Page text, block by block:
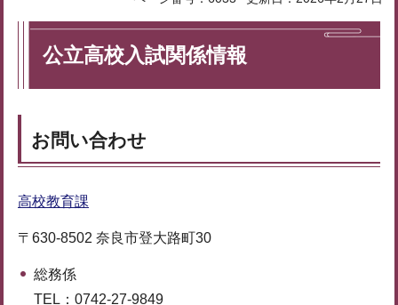
公立高校入試関係情報
お問い合わせ
高校教育課
〒630-8502 奈良市登大路町30
総務係
TEL：0742-27-9849